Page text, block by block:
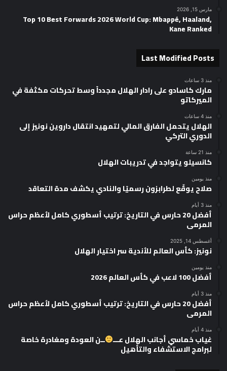
مارس 15, 2026
Top 10 Best Forwards 2026 World Cup: Mbappé, Haaland,
Kane Ranked
Last Modified Posts
منذ 3 ساعات
مارك كاسادو على رادار الهلال مجدداً وسط تحركات مكثفة في
الميركاتو
منذ 4 ساعات
الهلال يتحمل الفارق المالي لتمهيد انتقال داروين نونيز إلى
الدوري التركي
منذ 21 ساعة
كانسيلو يتواجد في تدريبات الهلال
منذ يومين
صلاح يوقّع لطرابزون رسميًا والنادي يكشف مدة التعاقد
منذ 3 أيام
أفضل 20 حارس في التاريخ: ترتيب أسطوري كامل لأعظم حراس
المرمى
أغسطس 14, 2025
نونيز: كأس العالم للأندية سر اختيار الهلال
منذ يومين
أفضل 100 لاعب في كأس العالم 2026
منذ 3 أيام
أفضل 20 حارس في التاريخ: ترتيب أسطوري كامل لأعظم حراس
المرمى
منذ 4 أيام
غياب خماسي أجانب الهلال عـــ ــن العودة ومغادرة خاصة
لبرامج الاستشفاء والتأهيل